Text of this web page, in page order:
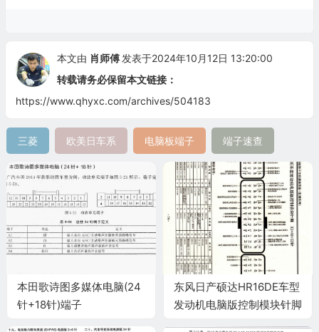
本文由 肖师傅 发表于2024年10月12日 13:20:00
转载请务必保留本文链接：
https://www.qhyxc.com/archives/504183
三菱 欧美日车系 电脑板端子 端子速查
本田歌诗图多媒体电脑(24
针+18针)端子
东风日产硕达HR16DE车型
发动机电脑版控制模块针脚